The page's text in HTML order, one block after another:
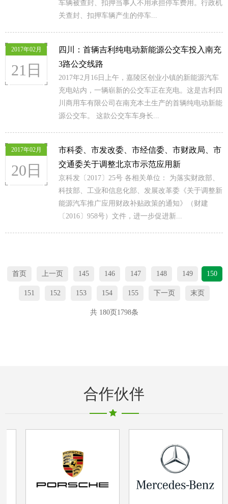
车辆被查封、扣押当事人不用承担停车费用。行政机
关查封、扣押车辆产生的停车...
2017年02月
21日
四川：首辆吉利纯电动新能源公交车投入南充
3路公交线路
2017年2月16日上午，嘉陵区创业小镇的新能源汽车
充电站内，一辆崭新的公交车正在充电。这是吉利四
川商用车有限公司在南充本土生产的首辆纯电动新能
源公交车。 这款公交车车身长...
2017年02月
20日
市科委、市发改委、市经信委、市财政局、市
交通委关于调整北京市示范应用新
京科发〔2017〕25号 各相关单位： 为落实财政部、
科技部、工业和信息化部、发展改革委《关于调整新
能源汽车推广应用财政补贴政策的通知》（财建
〔2016〕958号）文件，进一步促进新...
首页 上一页 145 146 147 148 149 150
151 152 153 154 155 下一页 末页
共 180页1798条
合作伙伴